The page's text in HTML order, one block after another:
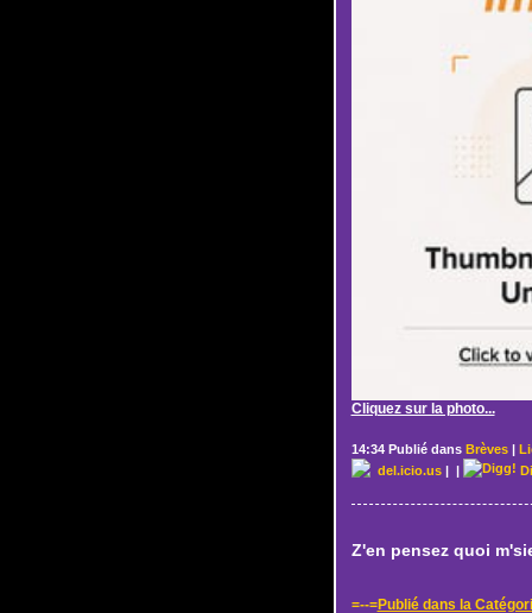
Cliquez sur la photo...
14:34 Publié dans Brèves|
del.icio.us| |
Z'en pensez quoi
=--=Publié dans la